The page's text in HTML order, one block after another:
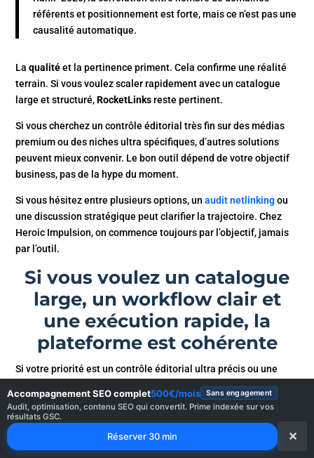
Accompagnement SEO complet500€/mois Sans engagement
Audit, optimisation, contenu SEO qui convertit. Prime indexée sur vos
résultats GSC.
Réserver 30 min ✕
référents et positionnement est forte, mais ce n’est pas une
causalité automatique.
Laqualitéet la pertinence priment. Cela confirme une réalité
terrain. Si vous voulez scaler rapidement avec un catalogue
large et structuré,RocketLinksreste pertinent.
Si vous cherchez un contrôle éditorial très fin sur des médias
premium ou des niches ultra spécifiques, d’autres solutions
peuvent mieux convenir. Le bon outil dépend de votre objectif
business, pas de la hype du moment.
Si vous hésitez entre plusieurs options, unaudit netlinkingou
une discussion stratégique peut clarifier la trajectoire. Chez
Heroic Impulsion, on commence toujours par l’objectif, jamais
par l’outil.
Si vous voulez un catalogue
large, un workflow clair et
une exécution rapide, la
plateforme est cohérente
Si votre priorité est un contrôle éditorial ultra précis ou une
niche très fermée, explorez d’autres pistes. L’essentiel n’est
pas l’outil. C’est la méthode. Acheter des liens sans stratégie
est une dépense.